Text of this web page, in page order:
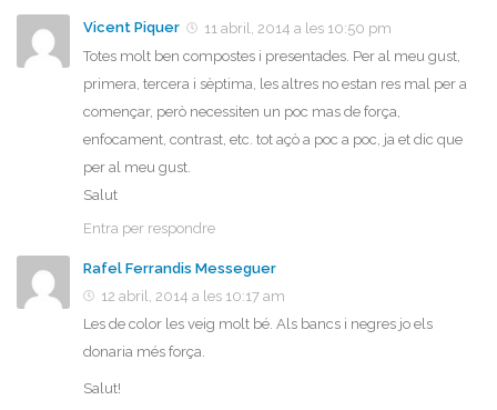
Vicent Piquer
11 abril, 2014 a les 10:50 pm
Totes molt ben compostes i presentades. Per al meu gust,
primera, tercera i sèptima, les altres no estan res mal per a
començar, però necessiten un poc mas de força,
enfocament, contrast, etc. tot açò a poc a poc, ja et dic que
per al meu gust.
Salut
Entra per respondre
Rafel Ferrandis Messeguer
12 abril, 2014 a les 10:17 am
Les de color les veig molt bé. Als bancs i negres jo els
donaria més força.
Salut!